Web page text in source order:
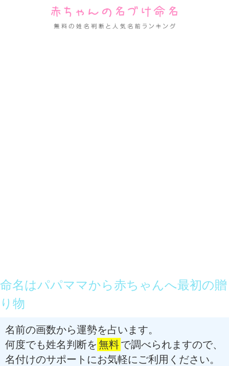
命名はパパママから赤ちゃんへ最初の贈
り物
名前の画数から運勢を占います。
何度でも姓名判断を 無料で調べられますので、
名付けのサポートにお気軽にご利用ください。